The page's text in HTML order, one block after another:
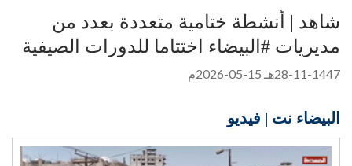
شاهد | أنشطة ختامية متعددة بعدد من
مديريات #البيضاء اختتاما للدورات الصيفية
28-11-1447هـ 15-05-2026م
البيضاء نت | فيديو
مشغل